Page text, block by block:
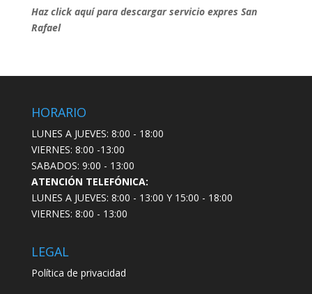
Haz click aquí para descargar servicio expres San
Rafael
HORARIO
LUNES A JUEVES: 8:00 - 18:00
VIERNES: 8:00 -13:00
SABADOS: 9:00 - 13:00
ATENCIÓN TELEFÓNICA:
LUNES A JUEVES: 8:00 - 13:00 Y 15:00 - 18:00
VIERNES: 8:00 - 13:00
LEGAL
Política de privacidad